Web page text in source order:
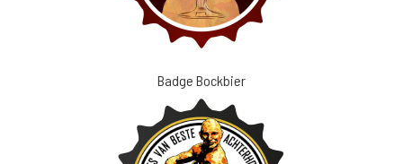
Badge Bockbier